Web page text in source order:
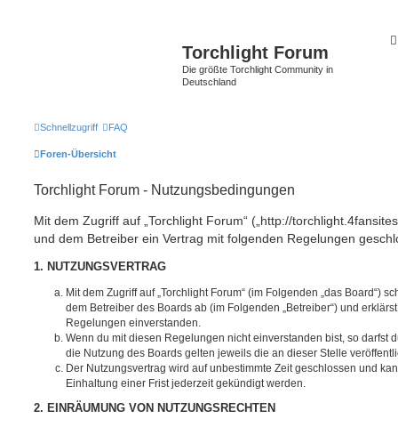
Torchlight Forum
Die größte Torchlight Community in
Deutschland
Schnellzugriff FAQ
Foren-Übersicht
Torchlight Forum - Nutzungsbedingungen
Mit dem Zugriff auf „Torchlight Forum“ („http://
und dem Betreiber ein Vertrag mit folgenden Regelungen
1. NUTZUNGSVERTRAG
Mit dem Zugriff auf „Torchlight Forum“ (im Folgenden „das Board“)
dem Betreiber des Boards ab (im Folgenden „Betreiber“) und
Regelungen einverstanden.
Wenn du mit diesen Regelungen nicht einverstanden bist, so darfst
die Nutzung des Boards gelten jeweils die an dieser Stelle
Der Nutzungsvertrag wird auf unbestimmte Zeit geschlossen und
Einhaltung einer Frist jederzeit gekündigt werden.
2. EINRÄUMUNG VON NUTZUNGSRECHTEN